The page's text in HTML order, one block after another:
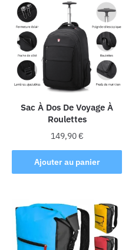
variations.
Les
options
peuvent
choisies
sur
la
page
du
produit
Sac À Dos De Voyage À
Roulettes
149,90€
Ajouter au panier